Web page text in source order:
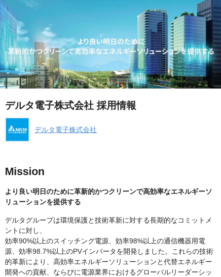
デルタ電子株式会社 採用情報
デルタ電子株式会社
Mission
より良い明日のために革新的かつクリーンで高効率なエネルギーソ
リューションを提供する
デルタグループは環境保護と技術革新に対する長期的なコミットメ
ントに対し、
効率90%以上のスイッチング電源、効率98%以上の通信機器用電
源、効率98.7%以上のPVインバータを開発しました。これらの技術
的革新により、高効率エネルギーソリューションと代替エネルギー
開発への貢献、ならびに電源業界におけるグローバルリーダーシッ